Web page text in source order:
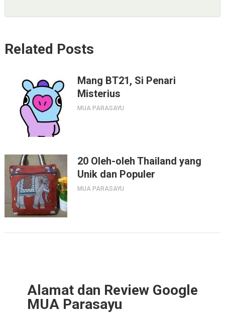
Related Posts
Mang BT21, Si Penari
Misterius
MUA PARASAYU
20 Oleh-oleh Thailand yang
Unik dan Populer
MUA PARASAYU
Alamat dan Review Google
MUA Parasayu